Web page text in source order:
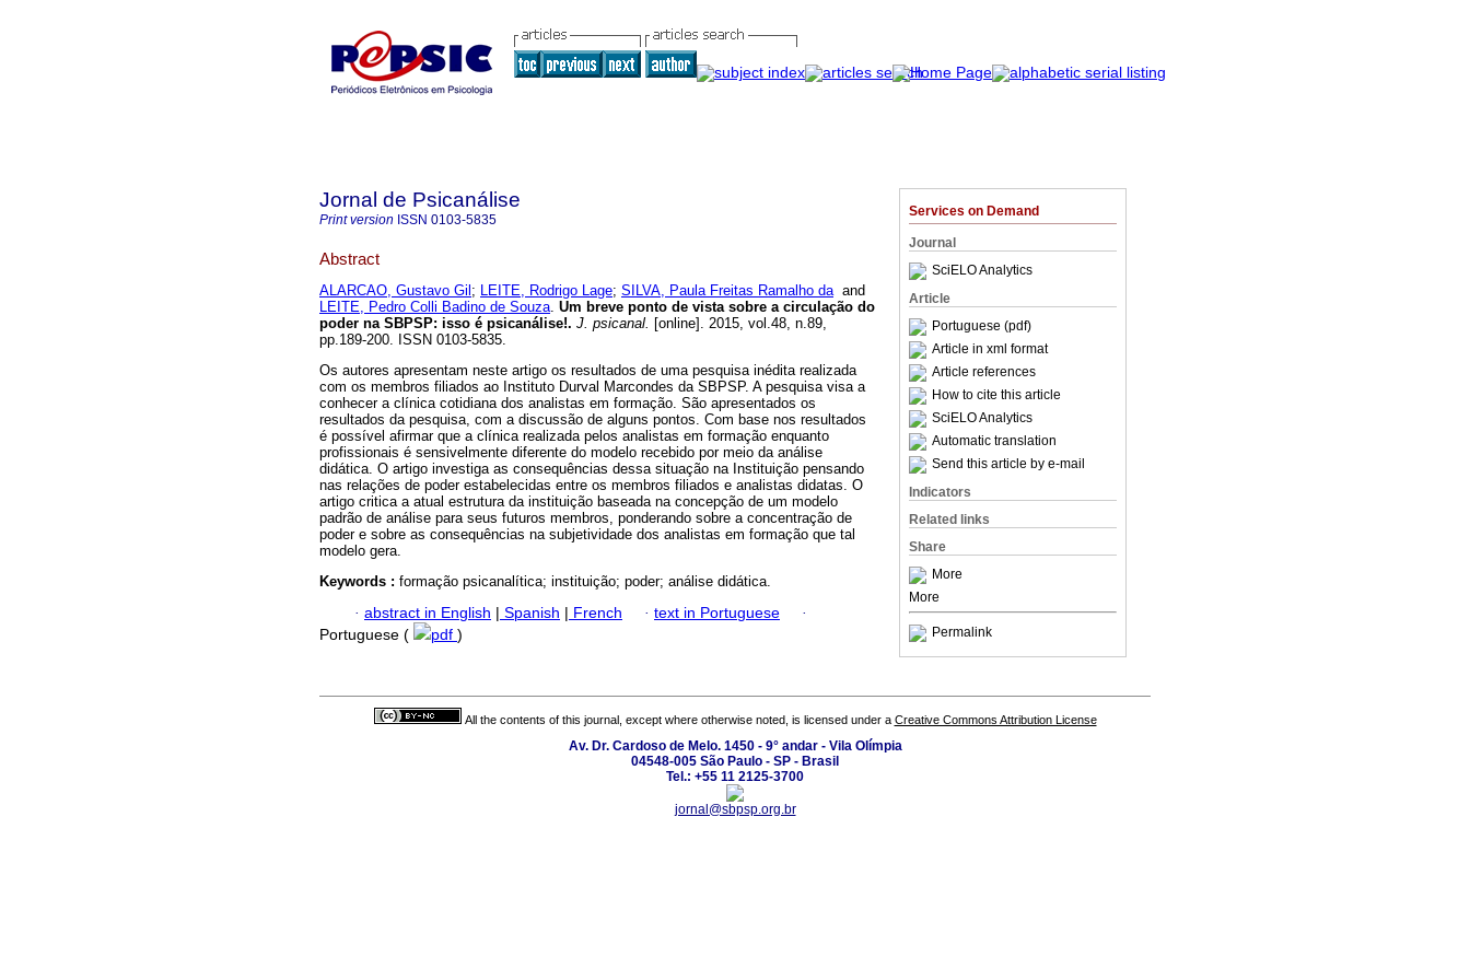
Services on Demand
Journal
SciELO Analytics
Article
Portuguese (pdf)
Article in xml format
Article references
How to cite this article
SciELO Analytics
Automatic translation
Send this article by e-mail
Indicators
Related links
Share
More
More
Permalink
Jornal de Psicanálise
Print version ISSN 0103-5835
Abstract
ALARCAO, Gustavo Gil ; LEITE, Rodrigo Lage; SILVA, Paula Freitas Ramalho daand
LEITE, Pedro Colli Badino de Souza. Um breve ponto de vista sobre a circulação do
poder na SBPSP: isso é psicanálise!. J. psicanal. [online]. 2015, vol.48, n.89,
pp.189-200. ISSN 0103-5835.
Os autores apresentam neste artigo os resultados de uma pesquisa inédita realizada
com os membros filiados ao Instituto Durval Marcondes da SBPSP. A pesquisa visa a
conhecer a clínica cotidiana dos analistas em formação. São apresentados os
resultados da pesquisa, com a discussão de alguns pontos. Com base nos resultados
é possível afirmar que a clínica realizada pelos analistas em formação enquanto
profissionais é sensivelmente diferente do modelo recebido por meio da análise
didática. O artigo investiga as consequências dessa situação na Instituição pensando
nas relações de poder estabelecidas entre os membros filiados e analistas didatas. O
artigo critica a atual estrutura da instituição baseada na concepção de um modelo
padrão de análise para seus futuros membros, ponderando sobre a concentração de
poder e sobre as consequências na subjetividade dos analistas em formação que tal
modelo gera.
Keywords : formação psicanalítica; instituição; poder; análise didática.
· abstract in English | Spanish | French · text in Portuguese
·
Portuguese (
pdf )
All the contents of this journal, except where otherwise noted, is licensed under a Creative Commons Attribution License
Av. Dr. Cardoso de Melo. 1450 - 9° andar - Vila Olímpia
04548-005 São Paulo - SP - Brasil
Tel.: +55 11 2125-3700
jornal@sbpsp.org.br